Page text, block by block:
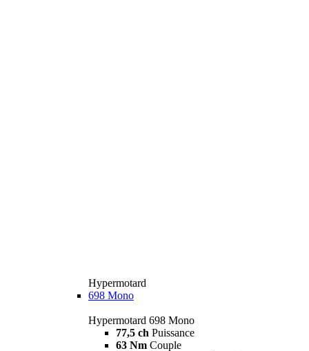
Hypermotard
698 Mono
Hypermotard 698 Mono
77,5 ch Puissance
63 Nm Couple